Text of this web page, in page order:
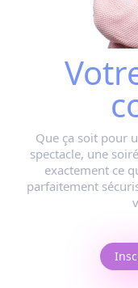
Que ça soit pour
spectacle, une
exactement ce
parfaitement